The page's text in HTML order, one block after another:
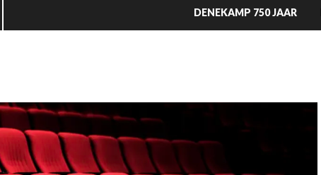
DENEKAMP 750 JAAR